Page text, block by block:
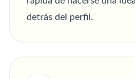
detrás del perfil.